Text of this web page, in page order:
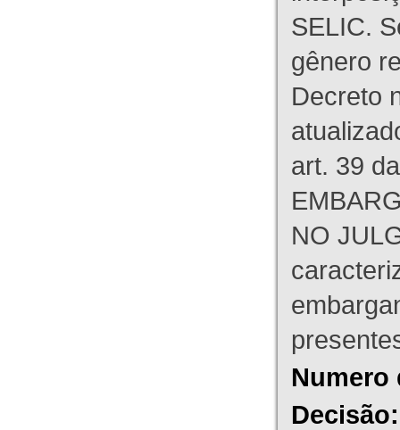
SELIC.
gênero
Decreto
art. 39
NO
Numero
Decisão: